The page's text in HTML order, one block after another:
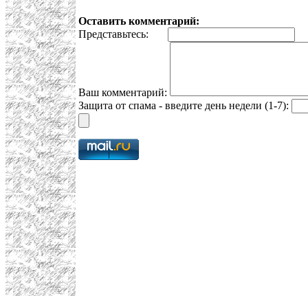
Оставить комментарий:
Представьтесь:
Ваш комментарий:
Защита от спама - введите день недели (1-7):